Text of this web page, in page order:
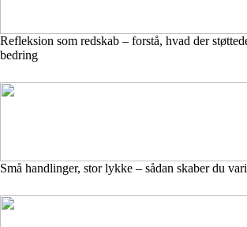
Refleksion som redskab – forstå, hvad der
bedring
Små handlinger, stor lykke – sådan skaber du